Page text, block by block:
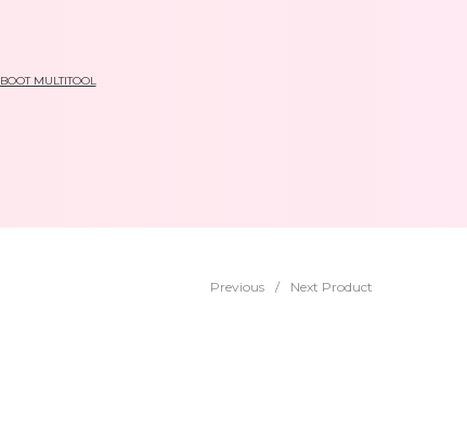
BOOT MULTITOOL
Previous / Next Product